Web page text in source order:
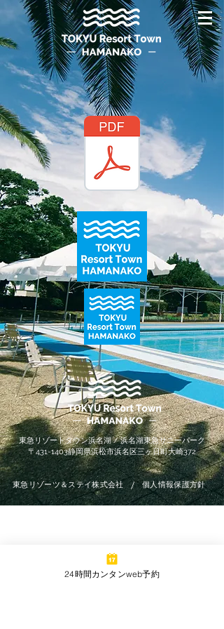
東急リゾートタウン浜名湖 / 浜名湖東急サニーパーク
〒431-1403静岡県浜松市浜名区三ヶ日町大崎372
東急リゾーツ＆ステイ株式会社 / 個人情報保護方針
053-526-1515
24時間カンタンweb予約